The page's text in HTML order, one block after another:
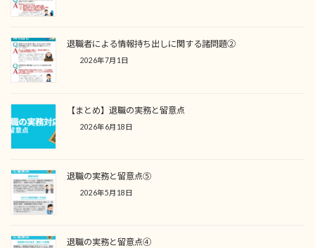
退職者による情報持ち出しに関する諸問題②
2026年7月1日
【まとめ】退職の実務と留意点
2026年6月18日
退職の実務と留意点⑤
2026年5月18日
退職の実務と留意点④